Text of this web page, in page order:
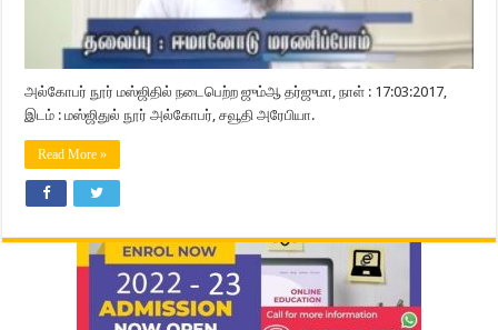
அல்கோபர் நூர் மஸ்ஜிதில் நடைபெற்ற ஜும்ஆ தர்ஜுமா, நாள் : 17:03:2017,
இடம் : மஸ்ஜிதுல் நூர் அல்கோபர், சவூதி அரேபியா.
Read More »